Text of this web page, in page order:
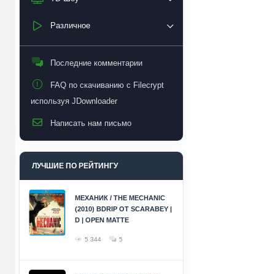
Различное
Последние комментарии
FAQ по скачиванию с Filecrypt
используя JDownloader
Написать нам письмо
ЛУЧШИЕ ПО РЕЙТИНГУ
МЕХАНИК / THE MECHANIC
(2010) BDRIP ОТ SCARABEY |
D | OPEN MATTE
5 344 5